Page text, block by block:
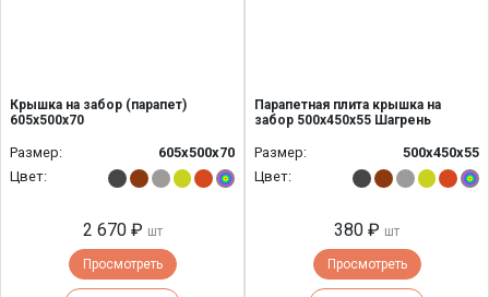
Крышка на забор (парапет)
605х500х70
Размер:
605х500х70
Цвет:
2 670 ₽ шт
Просмотреть
Парапетная плита крышка на
забор 500х450х55 Шагрень
Размер:
500х450х55
Цвет:
380 ₽ шт
Просмотреть